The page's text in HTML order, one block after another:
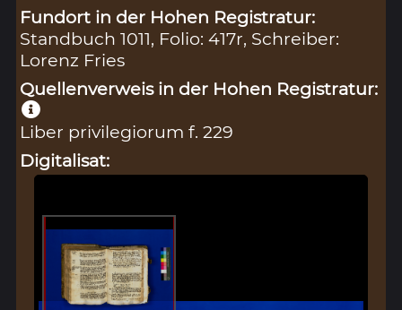
Fundort in der Hohen Registratur:
Standbuch 1011, Folio: 417r, Schreiber:
Lorenz Fries
Quellenverweis in der Hohen Registratur:
Liber privilegiorum f. 229
Digitalisat: